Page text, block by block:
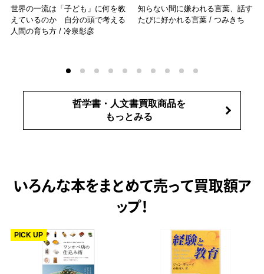
世界の一流は「子ども」に何を教
えているのか 自分の頭で考える
人間の育ち方 / 冷泉彰彦
知らない間に嫌われる言葉、話す
たびに好かれる言葉 / つみきち
哲学書・人文書買取商品を
もっとみる
いろんな本をまとめて売って買取額ア
ップ！
PICK UP